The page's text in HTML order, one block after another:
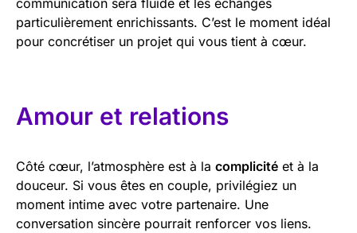
particulièrement enrichissants. C’est le moment idéal
pour concrétiser un projet qui vous tient à cœur.
Amour et relations
Côté cœur, l’atmosphère est à la complicité et à la
douceur. Si vous êtes en couple, privilégiez un
moment intime avec votre partenaire. Une
conversation sincère pourrait renforcer vos liens.